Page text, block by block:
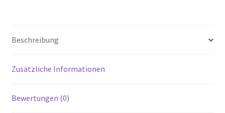
Beschreibung
Zusätzliche Informationen
Bewertungen (0)